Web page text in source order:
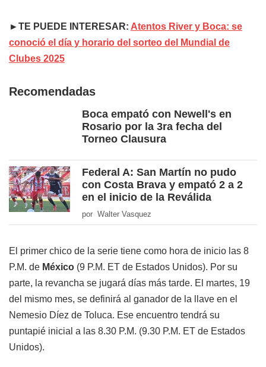
►TE PUEDE INTERESAR: Atentos River y Boca: se
conoció el día y horario del sorteo del Mundial de
Clubes 2025
Recomendadas
Boca empató con Newell's en
Rosario por la 3ra fecha del
Torneo Clausura
Federal A: San Martín no pudo
con Costa Brava y empató 2 a 2
en el inicio de la Reválida
por Walter Vasquez
El primer chico de la serie tiene como hora de inicio las 8
P.M. de México (9 P.M. ET de Estados Unidos). Por su
parte, la revancha se jugará días más tarde. El martes, 19
del mismo mes, se definirá al ganador de la llave en el
Nemesio Díez de Toluca. Ese encuentro tendrá su
puntapié inicial a las 8.30 P.M. (9.30 P.M. ET de Estados
Unidos).